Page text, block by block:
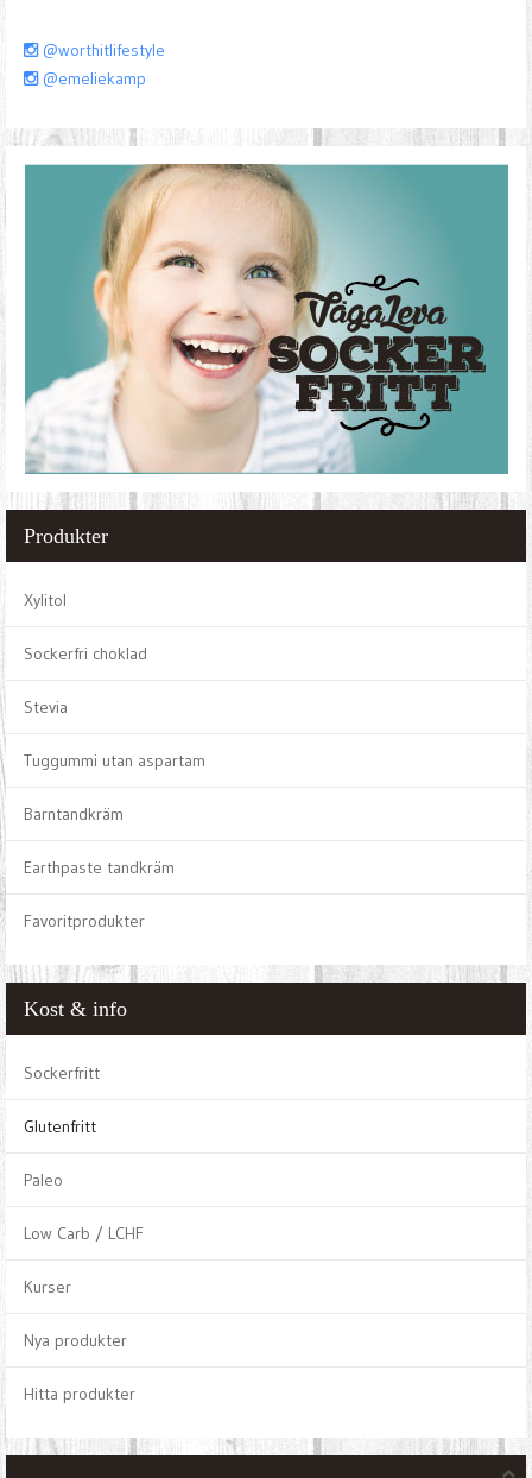
@worthitlifestyle
@emeliekamp
Produkter
Xylitol
Sockerfri choklad
Stevia
Tuggummi utan aspartam
Barntandkräm
Earthpaste tandkräm
Favoritprodukter
Kost & info
Sockerfritt
Glutenfritt
Paleo
Low Carb / LCHF
Kurser
Nya produkter
Hitta produkter